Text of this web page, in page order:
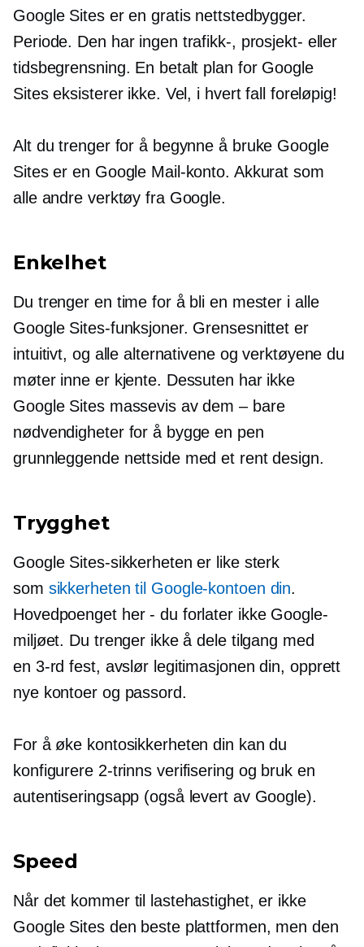
Google Sites er en gratis nettstedbygger.
Periode. Den har ingen trafikk-, prosjekt- eller
tidsbegrensning. En betalt plan for Google
Sites eksisterer ikke. Vel, i hvert fall foreløpig!
Alt du trenger for å begynne å bruke Google
Sites er en Google Mail-konto. Akkurat som
alle andre verktøy fra Google.
Enkelhet
Du trenger en time for å bli en mester i alle
Google Sites-funksjoner. Grensesnittet er
intuitivt, og alle alternativene og verktøyene du
møter inne er kjente. Dessuten har ikke
Google Sites massevis av dem – bare
nødvendigheter for å bygge en pen
grunnleggende nettside med et rent design.
Trygghet
Google Sites-sikkerheten er like sterk
som sikkerheten til Google-kontoen din.
Hovedpoenget her - du forlater ikke Google-
miljøet. Du trenger ikke å dele tilgang med
en 3-rd fest, avslør legitimasjonen din, opprett
nye kontoer og passord.
For å øke kontosikkerheten din kan du
konfigurere 2-trinns verifisering og bruk en
autentiseringsapp (også levert av Google).
Speed
Når det kommer til lastehastighet, er ikke
Google Sites den beste plattformen, men den